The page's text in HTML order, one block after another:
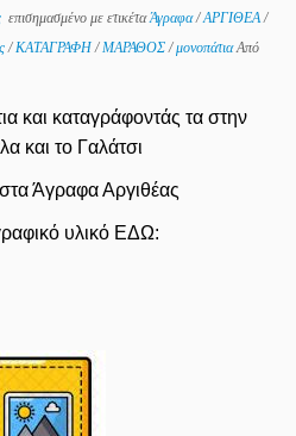
επισημασμένο με ετικέταΆγραφα/ΑΡΓΙΘΕΑ/
/ΚΑΤΑΓΡΑΦΗ/ΜΑΡΑΘΟΣ/μονοπάτιαΑπό
και καταγράφοντάς τα στην
και το Γαλάτσι
Άγραφα Αργιθέας
υλικό ΕΔΩ: